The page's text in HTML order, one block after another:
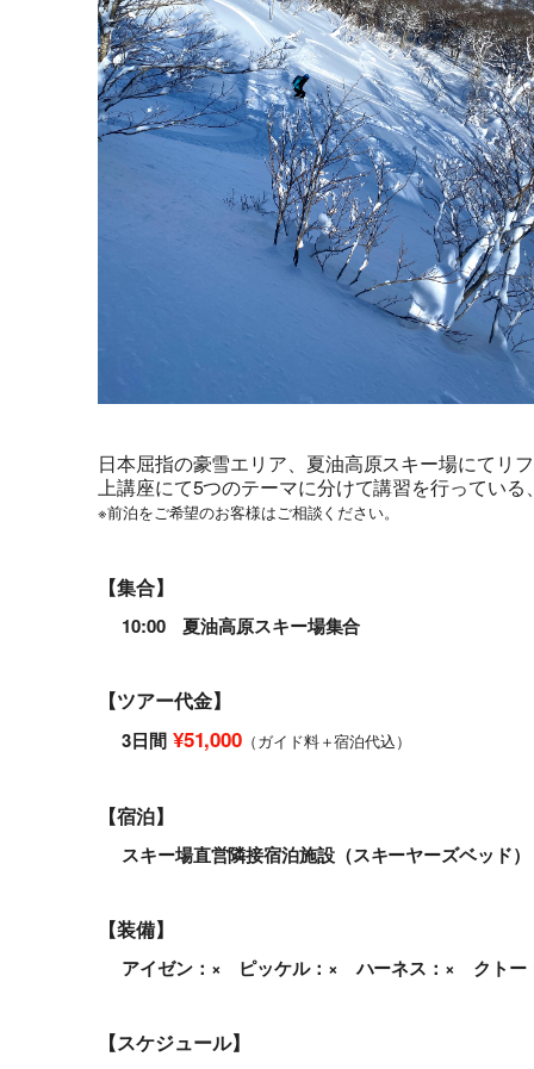
日本屈指の豪雪エリア、夏油高原スキー場にてリ
上講座にて5つのテーマに分けて講習を行ってい
※前泊をご希望のお客様はご相談ください。
【集合】
10:00 夏油高原スキー場集合
【ツアー代金】
3日間 ¥51,000 （ガイド料＋宿泊代込）
【宿泊】
スキー場直営隣接宿泊施設（スキーヤーズベッド）
【装備】
アイゼン：× ピッケル：× ハーネス：× クトー
【スケジュール】